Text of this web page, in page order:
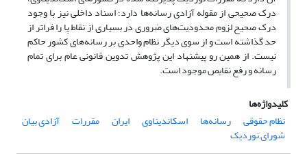
درک صحیحی از مقوله آزادی رسانه‌ها دارد؛ اسناد داخلی نیز با وجود
درک صحیح لزوم محدودیت‌های ضروری در بسیاری از نقاط پا را فراتر از
حد گذاشته است و از سوی دیگر نظام واحدی بر رسانه‌های کشور حاکم
نیست. از همین رو پیشنهاد این پژوهش تدوین قانونی عام برای تمام
رسانه و رفع نقایص موجود است.
کلیدواژه‌ها
نظام حقوقی
رسانه‌ها اسکاندیناوی ایران مقررات آزادی بیان
شورای نوردیک